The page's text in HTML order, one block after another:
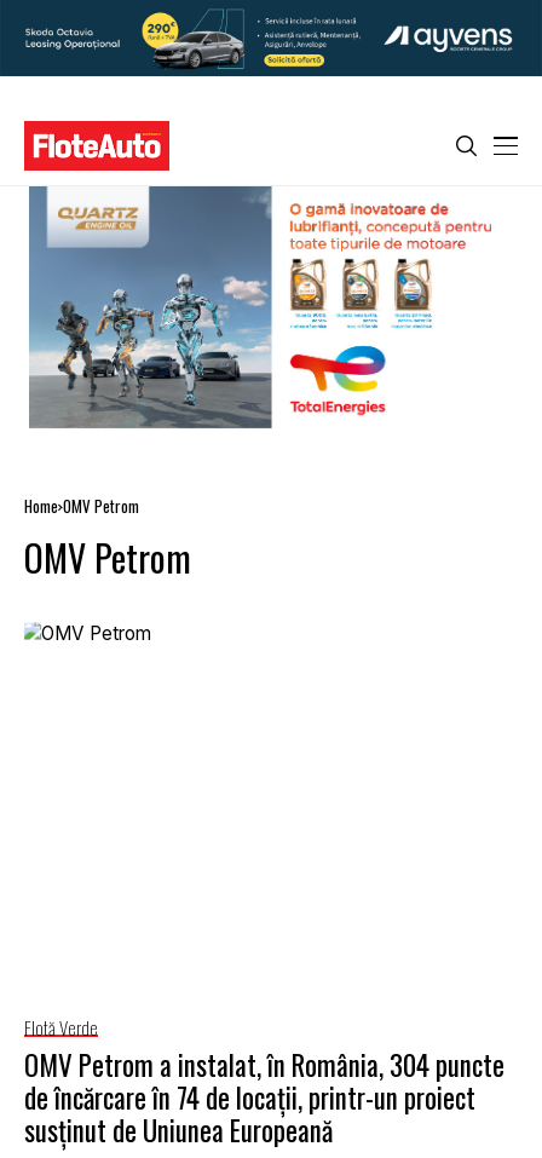
Home OMV Petrom
OMV Petrom
Flotă Verde
OMV Petrom a instalat, în România, 304 puncte
de încărcare în 74 de locații, printr-un proiect
susținut de Uniunea Europeană